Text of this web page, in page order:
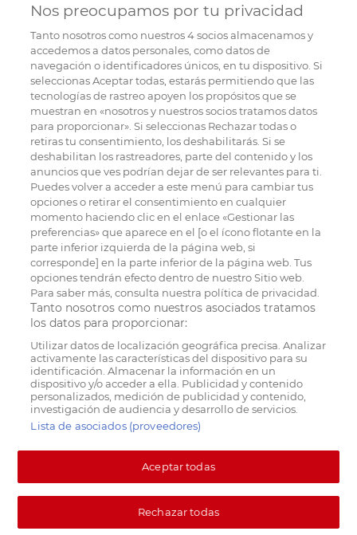
Nos preocupamos por tu privacidad
Tanto nosotros como nuestros4socios almacenamos y
accedemos a datos personales, como datos de
navegación o identificadores únicos, en tu dispositivo. Si
seleccionas Aceptar todas, estarás permitiendo que las
tecnologías de rastreo apoyen los propósitos que se
muestran en «nosotros y nuestros socios tratamos datos
para proporcionar». Si seleccionas Rechazar todas o
retiras tu consentimiento, los deshabilitarás. Si se
deshabilitan los rastreadores, parte del contenido y los
anuncios que ves podrían dejar de ser relevantes para ti.
Puedes volver a acceder a este menú para cambiar tus
opciones o retirar el consentimiento en cualquier
momento haciendo clic en el enlace «Gestionar las
preferencias» que aparece en el [o el ícono flotante en la
parte inferior izquierda de la página web, si
corresponde] en la parte inferior de la página web. Tus
opciones tendrán efecto dentro de nuestro Sitio web.
Para saber más, consulta nuestra política de privacidad.
Tanto nosotros como nuestros asociados tratamos
los datos para proporcionar:
Utilizar datos de localización geográfica precisa. Analizar
activamente las características del dispositivo para su
identificación. Almacenar la información en un
dispositivo y/o acceder a ella. Publicidad y contenido
personalizados, medición de publicidad y contenido,
investigación de audiencia y desarrollo de servicios.
Lista de asociados (proveedores)
Aceptar todas
Rechazar todas